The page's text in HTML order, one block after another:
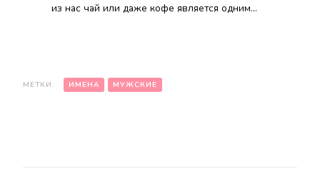
из нас чай или даже кофе является одним...
МЕТКИ: ИМЕНА МУЖСКИЕ